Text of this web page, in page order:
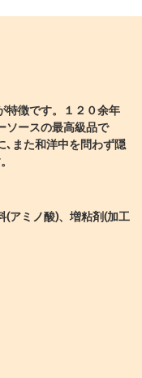
特徴です。１２０余年
ソースの最高級品で
､また和洋中を問わず隠
(アミノ酸)、増粘剤(加工